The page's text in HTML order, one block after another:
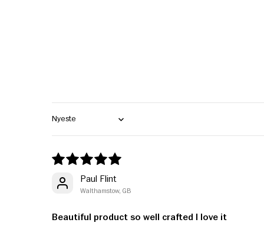
Sort by
Paul Flint
Walthamstow, GB
Beautiful product so well crafted I love it